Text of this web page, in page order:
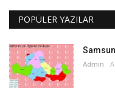
POPÜLER YAZILAR
Admin